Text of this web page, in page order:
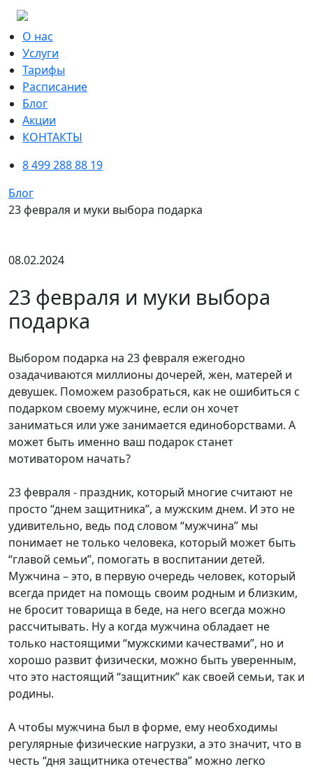
О нас
Услуги
Тарифы
Расписание
Блог
Акции
КОНТАКТЫ
8 499 288 88 19
Блог
23 февраля и муки выбора подарка
08.02.2024
23 февраля и муки выбора
подарка
Выбором подарка на 23 февраля ежегодно
озадачиваются миллионы дочерей, жен, матерей и
девушек. Поможем разобраться, как не ошибиться с
подарком своему мужчине, если он хочет
заниматься или уже занимается единоборствами. А
может быть именно ваш подарок станет
мотиватором начать?
23 февраля - праздник, который многие считают не
просто “днем защитника”, а мужским днем. И это не
удивительно, ведь под словом “мужчина” мы
понимает не только человека, который может быть
“главой семьи”, помогать в воспитании детей.
Мужчина – это, в первую очередь человек, который
всегда придет на помощь своим родным и близким,
не бросит товарища в беде, на него всегда можно
рассчитывать. Ну а когда мужчина обладает не
только настоящими “мужскими качествами”, но и
хорошо развит физически, можно быть уверенным,
что это настоящий “защитник” как своей семьи, так и
родины.
А чтобы мужчина был в форме, ему необходимы
регулярные физические нагрузки, а это значит, что в
честь “дня защитника отечества” можно легко